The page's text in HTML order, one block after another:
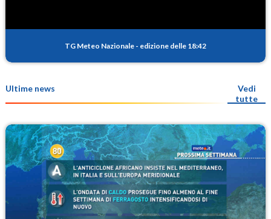
TG Meteo Nazionale - edizione delle 18:42
Ultime news
Vedi
tutte